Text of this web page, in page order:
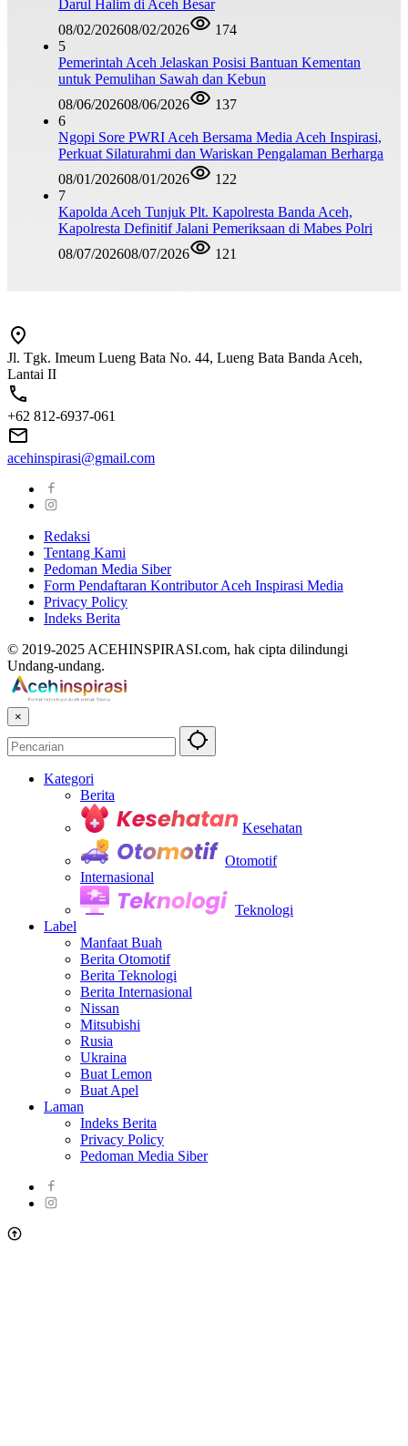
Darul Halim di Aceh Besar
08/02/202608/02/2026
174
5
Pemerintah Aceh Jelaskan Posisi Bantuan Kementan
untuk Pemulihan Sawah dan Kebun
08/06/202608/06/2026
137
6
Ngopi Sore PWRI Aceh Bersama Media Aceh Inspirasi,
Perkuat Silaturahmi dan Wariskan Pengalaman Berharga
08/01/202608/01/2026
122
7
Kapolda Aceh Tunjuk Plt. Kapolresta Banda Aceh,
Kapolresta Definitif Jalani Pemeriksaan di Mabes Polri
08/07/202608/07/2026 121
Jl. Tgk. Imeum Lueng Bata No. 44, Lueng Bata Banda Aceh,
Lantai II
+62 812-6937-061
acehinspirasi@gmail.com
Redaksi
Tentang Kami
Pedoman Media Siber
Form Pendaftaran Kontributor Aceh Inspirasi Media
Privacy Policy
Indeks Berita
© 2019-2025 ACEHINSPIRASI.com, hak cipta dilindungi
Undang-undang.
×
Kategori
Berita
Kesehatan
Otomotif
Internasional
Teknologi
Label
Manfaat Buah
Berita Otomotif
Berita Teknologi
Berita Internasional
Nissan
Mitsubishi
Rusia
Ukraina
Buat Lemon
Buat Apel
Laman
Indeks Berita
Privacy Policy
Pedoman Media Siber